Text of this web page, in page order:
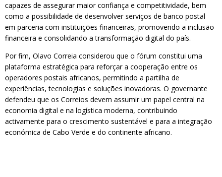
capazes de assegurar maior confiança e competitividade, bem
como a possibilidade de desenvolver serviços de banco postal
em parceria com instituições financeiras, promovendo a inclusão
financeira e consolidando a transformação digital do país.
Por fim, Olavo Correia considerou que o fórum constitui uma
plataforma estratégica para reforçar a cooperação entre os
operadores postais africanos, permitindo a partilha de
experiências, tecnologias e soluções inovadoras. O governante
defendeu que os Correios devem assumir um papel central na
economia digital e na logística moderna, contribuindo
activamente para o crescimento sustentável e para a integração
económica de Cabo Verde e do continente africano.